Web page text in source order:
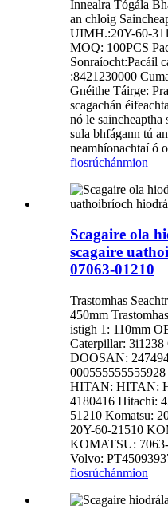
Innealra Tógála
an chloig
UIMH.:20Y-60-
MOQ: 100PCS
Sonraíocht:Pacáil
:8421230000
Gnéithe Táirge:
scagachán
nó le
sula bhfágann tú
neamhíonachtaí ó
fiosrúchánmion
Scagaire ola
scagaire
07063-01210
Trastomhas
450mm
istigh 1: 110mm
Caterpillar: 3i1238
DOOSAN:
HITAN: HITAN:
4180416 Hitachi:
51210 Komatsu:
20Y-60-21510
KOMATSU:
Volvo:
fiosrúchánmion